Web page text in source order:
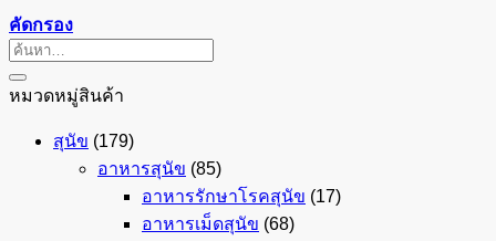
คัดกรอง
ค้นหา:
หมวดหมู่สินค้า
สุนัข (179)
อาหารสุนัข (85)
อาหารรักษาโรคสุนัข (17)
อาหารเม็ดสุนัข (68)